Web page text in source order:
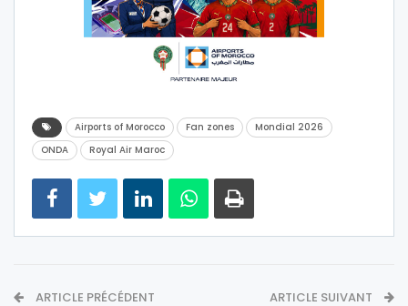
Airports of Morocco Fan zones
Mondial 2026
ONDA
Royal Air Maroc
ARTICLE PRÉCÉDENT ARTICLE SUIVANT